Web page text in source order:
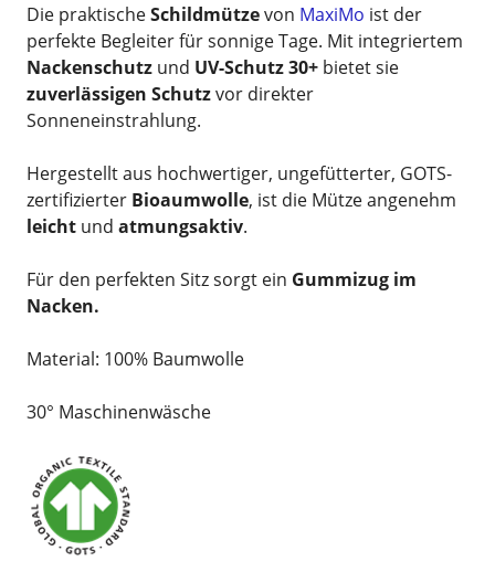
Die praktischeSchildmützevon MaxiMo ist der
perfekte Begleiter für sonnige Tage. Mit integriertem
Nackenschutz und UV-Schutz 30+ bietet sie
zuverlässigen Schutzvor direkter
Sonneneinstrahlung.
Hergestellt aus hochwertiger, ungefütterter, GOTS-
zertifizierter Bioaumwolle, ist die Mütze angenehm
leicht und atmungsaktiv.
Für den perfekten Sitz sorgt ein Gummizug im
Nacken.
Material: 100% Baumwolle
30° Maschinenwäsche